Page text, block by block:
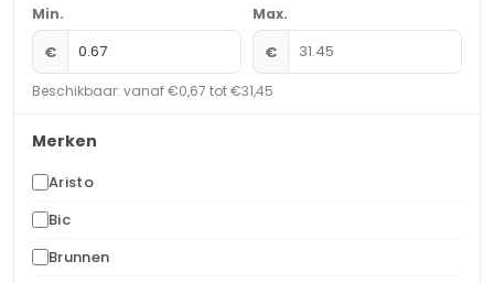
Min.
€
Max.
€
Beschikbaar: vanaf €0,67 tot €31,45
Merken
Aristo
Bic
Brunnen